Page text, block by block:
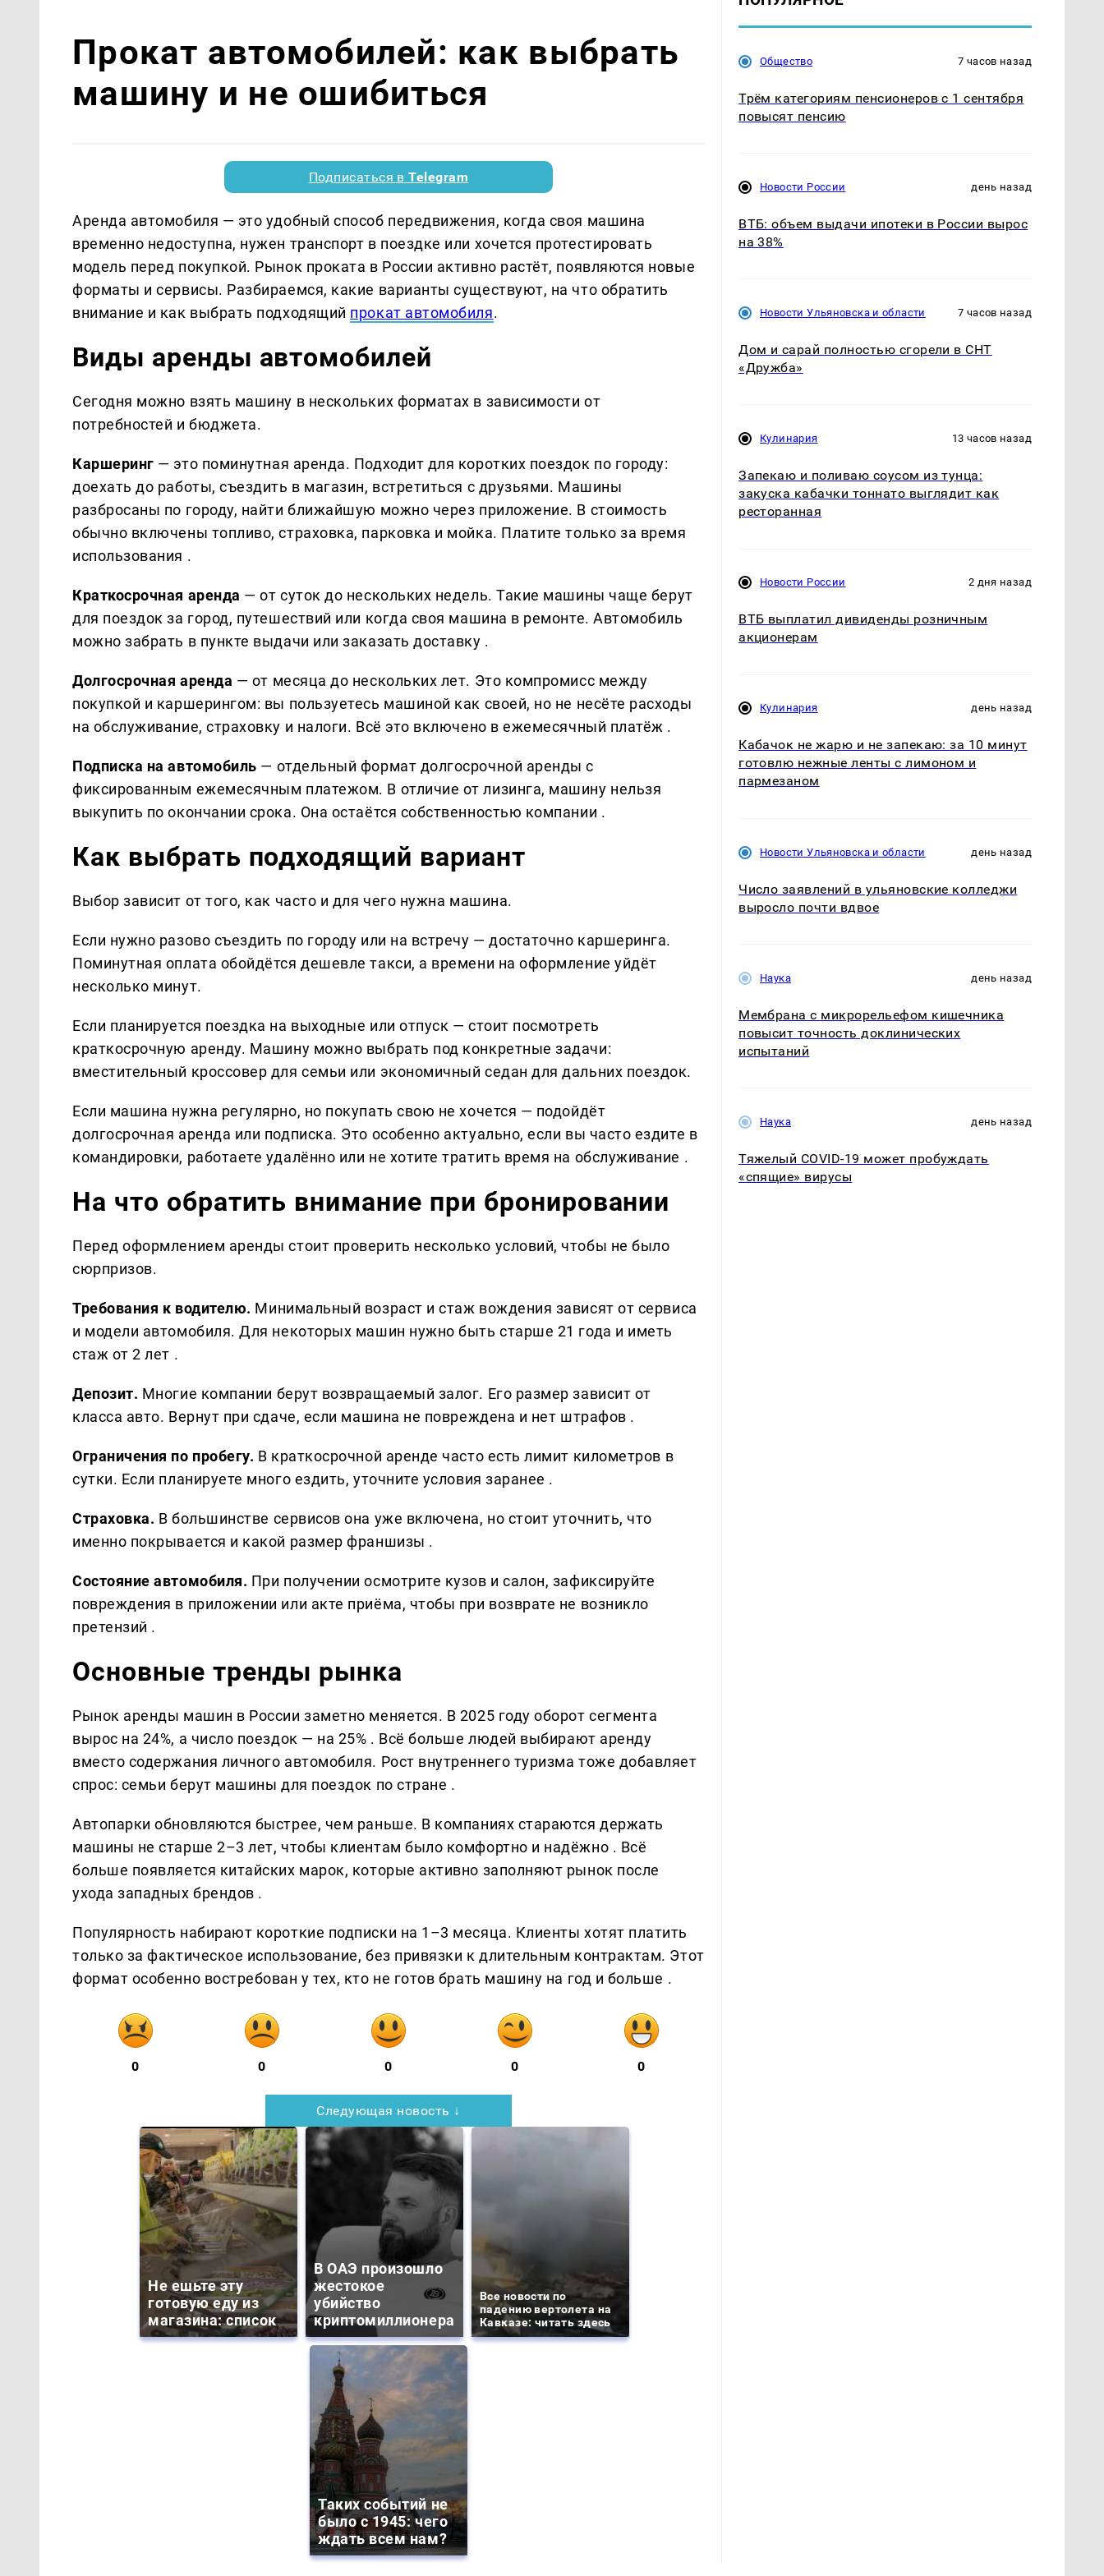
Прокат автомобилей: как выбрать
машину и не ошибиться
Подписаться вTelegram
Аренда автомобиля — это удобный способ передвижения, когда своя машина
временно недоступна, нужен транспорт в поездке или хочется протестировать
модель перед покупкой. Рынок проката в России активно растёт, появляются новые
форматы и сервисы. Разбираемся, какие варианты существуют, на что обратить
внимание и как выбрать подходящий прокат автомобиля.
Виды аренды автомобилей
Сегодня можно взять машину в нескольких форматах в зависимости от
потребностей и бюджета.
Каршеринг — это поминутная аренда. Подходит для коротких поездок по городу:
доехать до работы, съездить в магазин, встретиться с друзьями. Машины
разбросаны по городу, найти ближайшую можно через приложение. В стоимость
обычно включены топливо, страховка, парковка и мойка. Платите только за время
использования .
Краткосрочная аренда — от суток до нескольких недель. Такие машины чаще берут
для поездок за город, путешествий или когда своя машина в ремонте. Автомобиль
можно забрать в пункте выдачи или заказать доставку .
Долгосрочная аренда — от месяца до нескольких лет. Это компромисс между
покупкой и каршерингом: вы пользуетесь машиной как своей, но не несёте расходы
на обслуживание, страховку и налоги. Всё это включено в ежемесячный платёж .
Подписка на автомобиль — отдельный формат долгосрочной аренды с
фиксированным ежемесячным платежом. В отличие от лизинга, машину нельзя
выкупить по окончании срока. Она остаётся собственностью компании .
Как выбрать подходящий вариант
Выбор зависит от того, как часто и для чего нужна машина.
Если нужно разово съездить по городу или на встречу — достаточно каршеринга.
Поминутная оплата обойдётся дешевле такси, а времени на оформление уйдёт
несколько минут.
Если планируется поездка на выходные или отпуск — стоит посмотреть
краткосрочную аренду. Машину можно выбрать под конкретные задачи:
вместительный кроссовер для семьи или экономичный седан для дальних поездок.
Если машина нужна регулярно, но покупать свою не хочется — подойдёт
долгосрочная аренда или подписка. Это особенно актуально, если вы часто ездите в
командировки, работаете удалённо или не хотите тратить время на обслуживание .
На что обратить внимание при бронировании
Перед оформлением аренды стоит проверить несколько условий, чтобы не было
сюрпризов.
Требования к водителю. Минимальный возраст и стаж вождения зависят от сервиса
и модели автомобиля. Для некоторых машин нужно быть старше 21 года и иметь
стаж от 2 лет .
Депозит. Многие компании берут возвращаемый залог. Его размер зависит от
класса авто. Вернут при сдаче, если машина не повреждена и нет штрафов .
Ограничения по пробегу. В краткосрочной аренде часто есть лимит километров в
сутки. Если планируете много ездить, уточните условия заранее .
Страховка. В большинстве сервисов она уже включена, но стоит уточнить, что
именно покрывается и какой размер франшизы .
Состояние автомобиля. При получении осмотрите кузов и салон, зафиксируйте
повреждения в приложении или акте приёма, чтобы при возврате не возникло
претензий .
Основные тренды рынка
Рынок аренды машин в России заметно меняется. В 2025 году оборот сегмента
вырос на 24%, а число поездок — на 25% . Всё больше людей выбирают аренду
вместо содержания личного автомобиля. Рост внутреннего туризма тоже добавляет
спрос: семьи берут машины для поездок по стране .
Автопарки обновляются быстрее, чем раньше. В компаниях стараются держать
машины не старше 2–3 лет, чтобы клиентам было комфортно и надёжно . Всё
больше появляется китайских марок, которые активно заполняют рынок после
ухода западных брендов .
Популярность набирают короткие подписки на 1–3 месяца. Клиенты хотят платить
только за фактическое использование, без привязки к длительным контрактам. Этот
формат особенно востребован у тех, кто не готов брать машину на год и больше .
0 0 0 0 0
Следующая новость ↓
Не ешьте эту
готовую еду из
магазина: список
В ОАЭ произошло
жестокое
убийство
криптомиллионера
Все новости по
падению вертолета на
Кавказе: читать здесь
Таких событий не
было с 1945: чего
ждать всем нам?
Общество 7 часов назад
Трём категориям пенсионеров с 1 сентября
повысят пенсию
Новости России день назад
ВТБ: объем выдачи ипотеки в России вырос
на 38%
Новости Ульяновска и области 7 часов назад
Дом и сарай полностью сгорели в СНТ
«Дружба»
Кулинария 13 часов назад
Запекаю и поливаю соусом из тунца:
закуска кабачки тоннато выглядит как
ресторанная
Новости России 2 дня назад
ВТБ выплатил дивиденды розничным
акционерам
Кулинария день назад
Кабачок не жарю и не запекаю: за 10 минут
готовлю нежные ленты с лимоном и
пармезаном
Новости Ульяновска и области день назад
Число заявлений в ульяновские колледжи
выросло почти вдвое
Наука день назад
Мембрана с микрорельефом кишечника
повысит точность доклинических
испытаний
Наука день назад
Тяжелый COVID-19 может пробуждать
«спящие» вирусы